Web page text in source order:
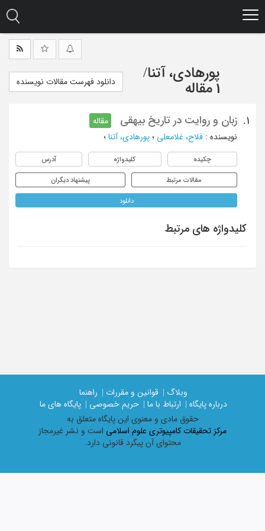
پورهادی، آتنا/
1 مقاله
دانلود فهرست مقالات نویسنده
1. زبان و روایت در تاریخ بیهقی
مقاله
نویسنده : فلاح، غلامعلی ؛ پورهادی، آتنا ؛
چکیده کلیدواژه آدرس
مقالات مرتبط پیشنهاد دیگران
دانلود
کلیدواژه های مرتبط
وبلاگ | قوانین و مقررات |
راهنما
درباره پایگاه |
ارتباط با ما | حریم خصوصی |
پایگاه های ما
حقوق مادی و معنوی اين پايگاه متعلق به
مرکز تحقیقات کامپیوتری علوم اسلامی است و نشر غیرمجاز
محتوای آن پیگرد قانونی دارد.